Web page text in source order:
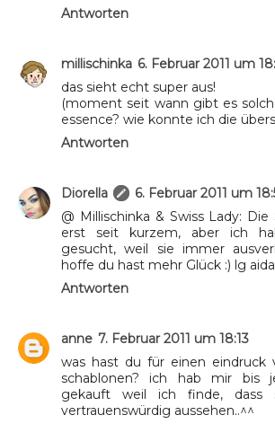
Antworten
millischinka 6. Februar 2011 um
das sieht echt super aus!
(moment seit wann gibt es
essence? wie konnte ich die
Antworten
Diorella
6. Februar 2011 um
@ Millischinka & Swiss Lady:
erst seit kurzem, aber ich
gesucht, weil sie immer
hoffe du hast mehr Glück :) lg aida
Antworten
anne 7. Februar 2011 um 18:13
was hast du für einen eindruck
schablonen? ich hab mir bis
gekauft weil ich finde, dass
vertrauenswürdig aussehen..^^